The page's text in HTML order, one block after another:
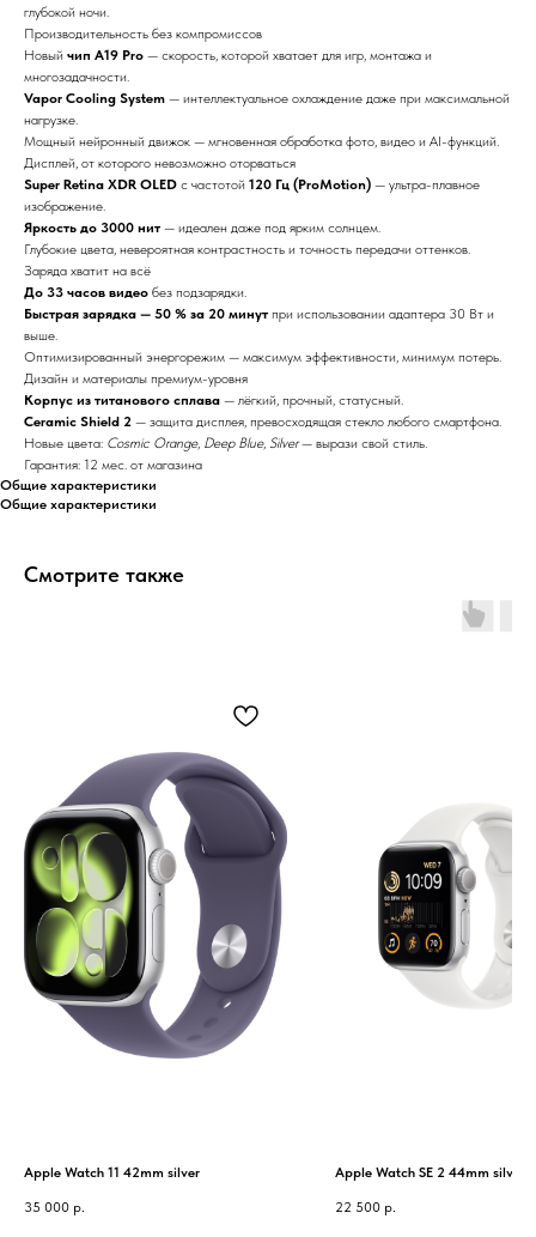
глубокой ночи.
Производительность без компромиссов
Новый чип A19 Pro — скорость, которой хватает для игр, монтажа и
многозадачности.
Vapor Cooling System — интеллектуальное охлаждение даже при максимальной
нагрузке.
Мощный нейронный движок — мгновенная обработка фото, видео и AI-функций.
Дисплей, от которого невозможно оторваться
Super Retina XDR OLED с частотой 120 Гц (ProMotion) — ультра-плавное
изображение.
Яркость до 3000 нит — идеален даже под ярким солнцем.
Глубокие цвета, невероятная контрастность и точность передачи оттенков.
Заряда хватит на всё
До 33 часов видео без подзарядки.
Быстрая зарядка — 50 % за 20 минут при использовании адаптера 30 Вт и
выше.
Оптимизированный энергорежим — максимум эффективности, минимум потерь.
Дизайн и материалы премиум-уровня
Корпус из титанового сплава — лёгкий, прочный, статусный.
Ceramic Shield 2 — защита дисплея, превосходящая стекло любого смартфона.
Новые цвета: Cosmic Orange, Deep Blue, Silver— вырази свой стиль.
Гарантия: 12 мес. от магазина
Общие характеристики
Общие характеристики
Смотрите также
Apple Watch 11 42mm silver
35 000 р.
Apple Watch SE 2 44mm silver
22 500 р.